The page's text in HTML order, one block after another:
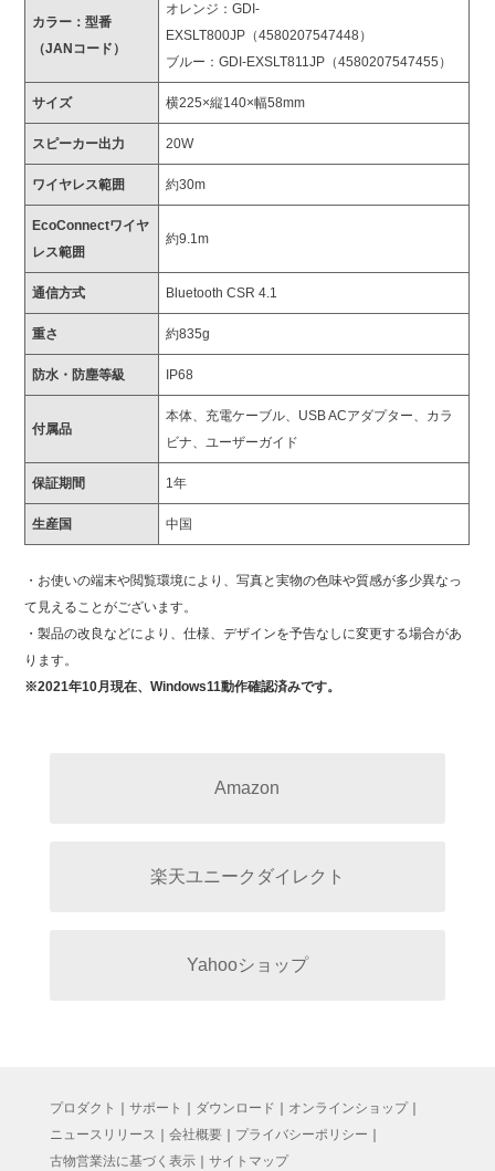
カラー：型番
（JANコード）
オレンジ：GDI-
EXSLT800JP（4580207547448）
ブルー：GDI-EXSLT811JP（4580207547455）
サイズ 横225×縦140×幅58mm
スピーカー出力 20W
ワイヤレス範囲 約30m
EcoConnectワイヤ
レス範囲
約9.1m
通信方式 Bluetooth CSR 4.1
重さ 約835g
防水・防塵等級 IP68
付属品
本体、充電ケーブル、USB ACアダプター、カラ
ビナ、ユーザーガイド
保証期間 1年
生産国 中国
・お使いの端末や閲覧環境により、写真と実物の色味や質感が多少異なっ
て見えることがございます。
・製品の改良などにより、仕様、デザインを予告なしに変更する場合があ
ります。
※2021年10月現在、Windows11動作確認済みです。
Amazon
楽天ユニークダイレクト
Yahooショップ
プロダクト サポート ダウンロード オンラインショップ｜
ニュースリリース
会社概要｜ プライバシーポリシー
古物営業法に基づく表示｜ サイトマップ